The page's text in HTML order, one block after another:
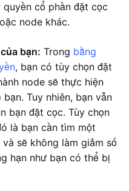
cổ phần đặt cọc
node khác.
bạn: Trong bằng
, bạn có tùy chọn đặt
node sẽ thực hiện
Tuy nhiên, bạn vẫn
bạn đặt cọc. Tùy chọn
là bạn cần tìm một
sẽ không làm giảm số
hạn như bạn có thể bị